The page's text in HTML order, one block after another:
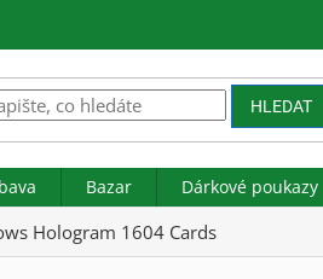
HLEDAT
Bazar Dárkové poukazy
Hologram 1604 Cards